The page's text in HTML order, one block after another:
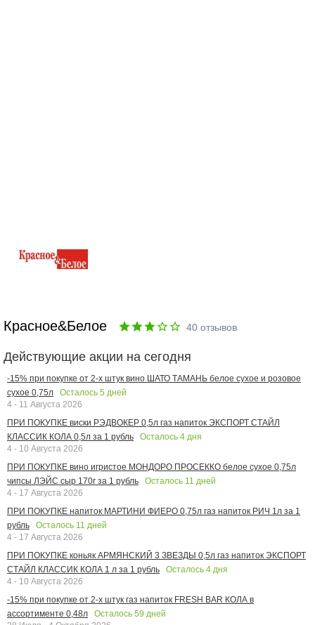
Красное&Белое 40 отзывов
Действующие акции на сегодня
-15% при покупке от 2-х штук вино ШАТО ТАМАНЬ белое сухое и розовое
сухое 0,75л
Осталось 5 дней
4 - 11 Августа 2026
ПРИ ПОКУПКЕ виски РЭДВОКЕР 0,5л газ напиток ЭКСПОРТ СТАЙЛ
КЛАССИК КОЛА 0,5л за 1 рубль
Осталось 4 дня
4 - 10 Августа 2026
ПРИ ПОКУПКЕ вино игристое МОНДОРО ПРОСЕККО белое сухое 0,75л
чипсы ЛЭЙС сыр 170г за 1 рубль
Осталось 11 дней
4 - 17 Августа 2026
ПРИ ПОКУПКЕ напиток МАРТИНИ ФИЕРО 0,75л газ напиток РИЧ 1л за 1
рубль
Осталось 11 дней
4 - 17 Августа 2026
ПРИ ПОКУПКЕ коньяк АРМЯНСКИЙ 3 ЗВЕЗДЫ 0,5л газ напиток ЭКСПОРТ
СТАЙЛ КЛАССИК КОЛА 1 л за 1 рубль
Осталось 4 дня
4 - 10 Августа 2026
-15% при покупке от 2-х штук газ напиток FRESH BAR КОЛА в
ассортименте 0,48л
Осталось 59 дней